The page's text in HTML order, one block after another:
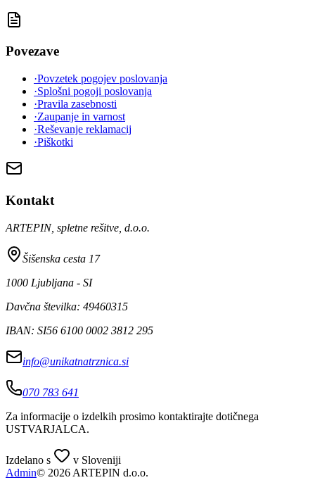
Povezave
·Povzetek pogojev poslovanja
·Splošni pogoji poslovanja
·Pravila zasebnosti
·Zaupanje in varnost
·Reševanje reklamacij
·Piškotki
Kontakt
ARTEPIN, spletne rešitve, d.o.o.
Šišenska cesta 17
1000 Ljubljana - SI
Davčna številka: 49460315
IBAN: SI56 6100 0002 3812 295
info@unikatnatrznica.si
070 783 641
Za informacije o izdelkih prosimo kontaktirajte dotičnega
USTVARJALCA.
Izdelano s
v Sloveniji
Admin© 2026 ARTEPIN d.o.o.